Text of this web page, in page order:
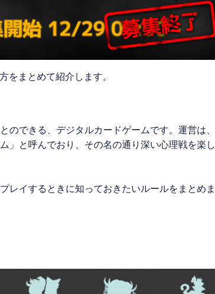
をまとめて紹介します。
できる、デジタルカードゲームです。運営は、
」と呼んでおり、その名の通り深い心理戦を楽し
レイするときに知っておきたいルールをまとめま